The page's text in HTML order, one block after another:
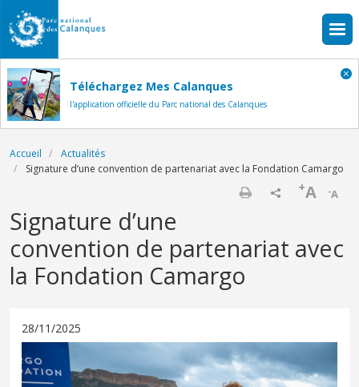
Aller au contenu principal
Téléchargez Mes Calanques
l'application officielle du Parc national des Calanques
Fil d'Ariane
Accueil
Actualités
Signature d’une convention de partenariat avec la Fondation Camargo
-A
+A
Signature d’une
convention de partenariat avec
la Fondation Camargo
28/11/2025